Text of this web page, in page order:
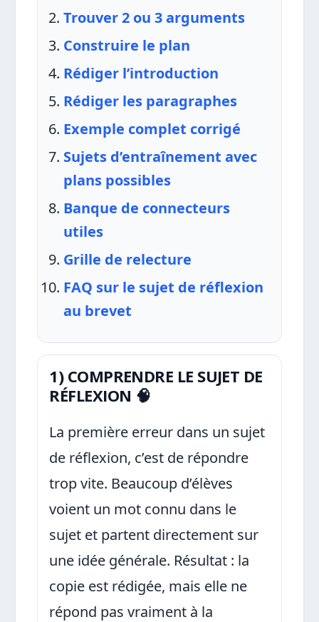
Trouver 2 ou 3 arguments
Construire le plan
Rédiger l’introduction
Rédiger les paragraphes
Exemple complet corrigé
Sujets d’entraînement avec
plans possibles
Banque de connecteurs
utiles
Grille de relecture
FAQ sur le sujet de réflexion
au brevet
1) COMPRENDRE LE SUJET DE
RÉFLEXION 🧠
La première erreur dans un sujet
de réflexion, c’est de répondre
trop vite. Beaucoup d’élèves
voient un mot connu dans le
sujet et partent directement sur
une idée générale. Résultat : la
copie est rédigée, mais elle ne
répond pas vraiment à la